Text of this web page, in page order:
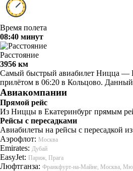
Время полета
08:40 минут
Расстояние
3956 км
Самый быстрый авиабилет Ницца —
прилётом в 06:20 в Кольцово.
Авиакомпании
Прямой рейс
Из Ниццы в Екатеринбург прямым
Рейсы с пересадками
Авиабилеты на рейсы с пересадкой
Аэрофлот: Москва
Emirates: Дубай
EasyJet: Париж, Прага
Люфтганза: Франкфурт-на-Майне, Москва,